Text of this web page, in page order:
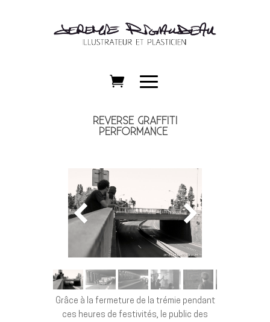
REVERSE GRAFFITI
PERFORMANCE
Grâce à la fermeture de la trémie pendant
ces heures de festivités, le public des